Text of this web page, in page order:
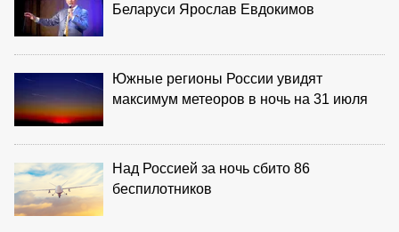
Беларуси Ярослав Евдокимов
Южные регионы России увидят
максимум метеоров в ночь на 31 июля
Над Россией за ночь сбито 86
беспилотников